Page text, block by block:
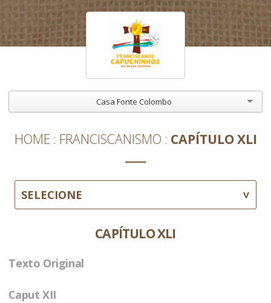
Casa Fonte Colombo
HOME FRANCISCANISMO CAPÍTULO XLI
SELECIONE
CAPÍTULO XLI
Texto Original
Caput XII